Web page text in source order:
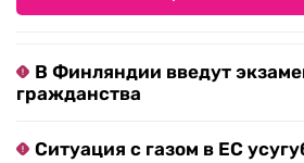
В Финляндии введут
гражданства
Ситуация с газом в ЕС